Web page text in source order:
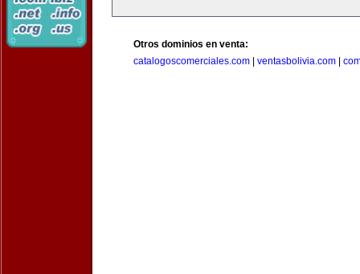
Otros dominios en venta:
catalogoscomerciales.com
ventasbolivia.com